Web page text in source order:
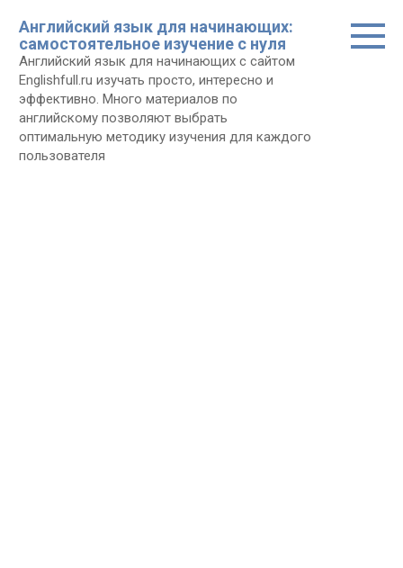
контенту
Английский язык для начинающих:
самостоятельное изучение с нуля
Английский язык для начинающих с сайтом
Еnglishfull.ru изучать просто, интересно и
эффективно. Много материалов по
английскому позволяют выбрать
оптимальную методику изучения для каждого
пользователя